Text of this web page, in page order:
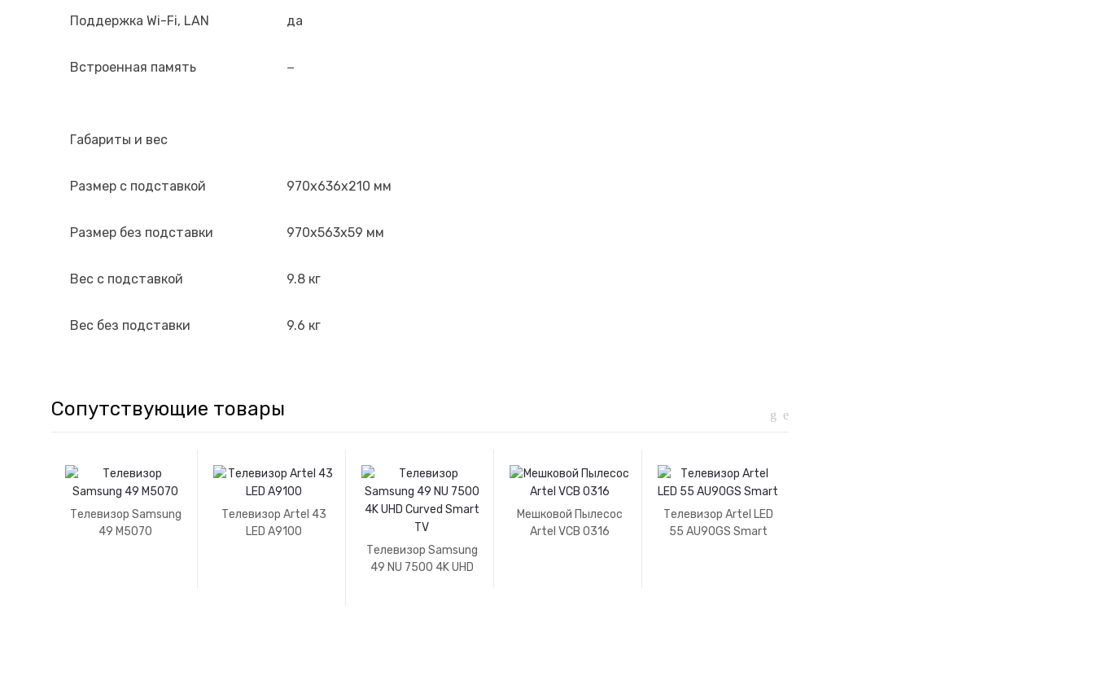
Поддержка Wi-Fi, LAN да
Встроенная память −
Габариты и вес
Размер с подставкой 970x636x210 мм
Размер без подставки 970x563x59 мм
Вес с подставкой 9.8 кг
Вес без подставки 9.6 кг
Сопутствующие товары
Телевизор Samsung
49 M5070
Телевизор Artel 43
LED A9100
Телевизор Samsung
49 NU 7500 4K UHD
Мешковой Пылесос
Artel VCB 0316
Телевизор Artel LED
55 AU90GS Smart